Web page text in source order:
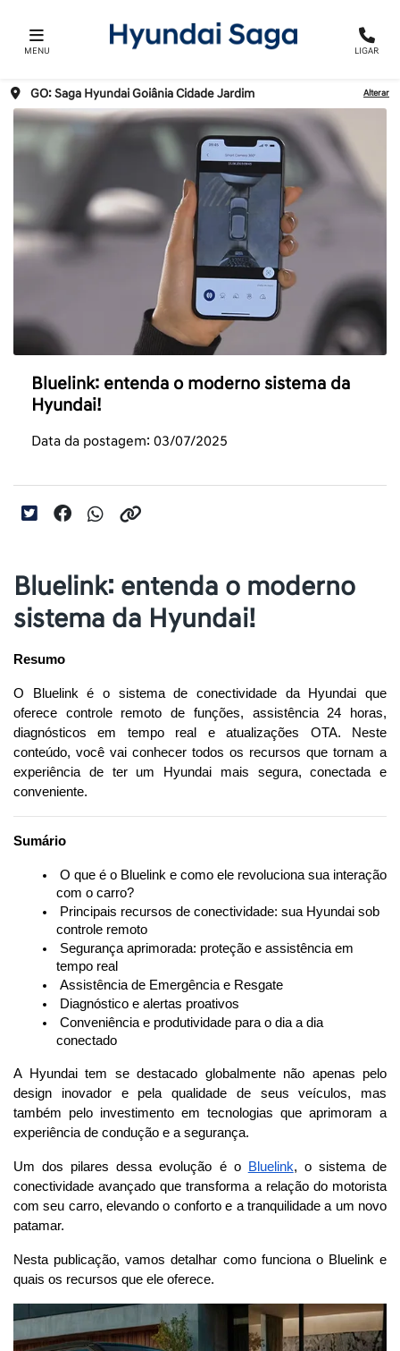
MENU LIGAR
GO: Saga Hyundai Goiânia Cidade Jardim Alterar
Bluelink: entenda o moderno sistema da
Hyundai!
Data da postagem: 03/07/2025
Bluelink: entenda o moderno
sistema da Hyundai!
Resumo
O Bluelink é o sistema de conectividade da Hyundai que
oferece controle remoto de funções, assistência 24 horas,
diagnósticos em tempo real e atualizações OTA. Neste
conteúdo, você vai conhecer todos os recursos que tornam a
experiência de ter um Hyundai mais segura, conectada e
conveniente.
Sumário
O que é o Bluelink e como ele revoluciona sua interação
com o carro?
Principais recursos de conectividade: sua Hyundai sob
controle remoto
Segurança aprimorada: proteção e assistência em
tempo real
Assistência de Emergência e Resgate
Diagnóstico e alertas proativos
Conveniência e produtividade para o dia a dia
conectado
A Hyundai tem se destacado globalmente não apenas pelo
design inovador e pela qualidade de seus veículos, mas
também pelo investimento em tecnologias que aprimoram a
experiência de condução e a segurança.
Um dos pilares dessa evolução é o Bluelink, o sistema de
conectividade avançado que transforma a relação do motorista
com seu carro, elevando o conforto e a tranquilidade a um novo
patamar.
Nesta publicação, vamos detalhar como funciona o Bluelink e
quais os recursos que ele oferece.